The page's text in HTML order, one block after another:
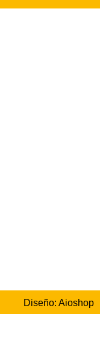
Diseño: Aioshop